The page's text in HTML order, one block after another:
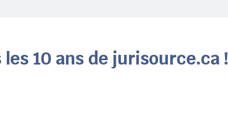
10 ans de jurisource.ca !